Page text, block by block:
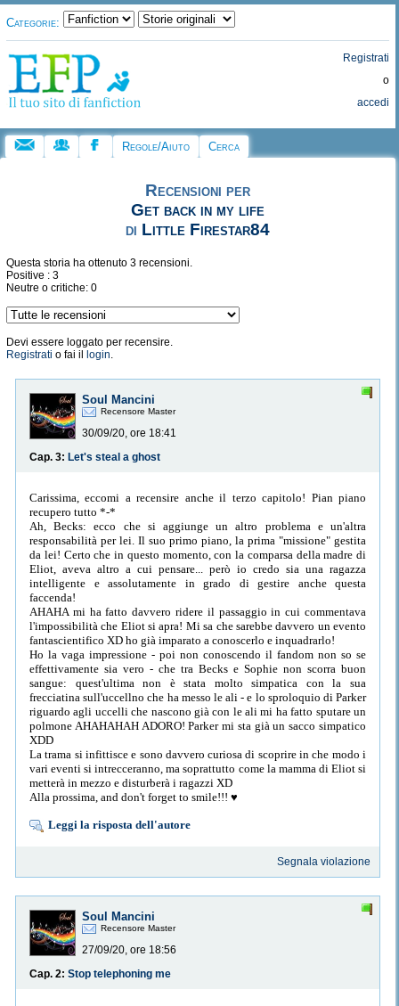
Categorie:
Registrati
o
accedi
Regole/Aiuto Cerca
Recensioni per
Get back in my life
di Little Firestar84
Questa storia ha ottenuto 3 recensioni.
Positive : 3
Neutre o critiche: 0
Devi essere loggato per recensire.
Registrati o fai il login.
Soul Mancini
Recensore Master
30/09/20, ore 18:41
Cap. 3: Let's steal a ghost
Carissima, eccomi a recensire anche il terzo capitolo! Pian piano
recupero tutto *-*
Ah, Becks: ecco che si aggiunge un altro problema e un'altra
responsabilità per lei. Il suo primo piano, la prima "missione" gestita
da lei! Certo che in questo momento, con la comparsa della madre di
Eliot, aveva altro a cui pensare... però io credo sia una ragazza
intelligente e assolutamente in grado di gestire anche questa
faccenda!
AHAHA mi ha fatto davvero ridere il passaggio in cui commentava
l'impossibilità che Eliot si apra! Mi sa che sarebbe davvero un evento
fantascientifico XD ho già imparato a conoscerlo e inquadrarlo!
Ho la vaga impressione - poi non conoscendo il fandom non so se
effettivamente sia vero - che tra Becks e Sophie non scorra buon
sangue: quest'ultima non è stata molto simpatica con la sua
frecciatina sull'uccellno che ha messo le ali - e lo sproloquio di Parker
riguardo agli uccelli che nascono già con le ali mi ha fatto sputare un
polmone AHAHAHAH ADORO! Parker mi sta già un sacco simpatico
XDD
La trama si infittisce e sono davvero curiosa di scoprire in che modo i
vari eventi si intrecceranno, ma soprattutto come la mamma di Eliot si
metterà in mezzo e disturberà i ragazzi XD
Alla prossima, and don't forget to smile!!! ♥
Leggi la risposta dell'autore
Segnala violazione
Soul Mancini
Recensore Master
27/09/20, ore 18:56
Cap. 2: Stop telephoning me